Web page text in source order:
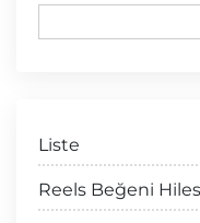
Liste
Reels Beğeni